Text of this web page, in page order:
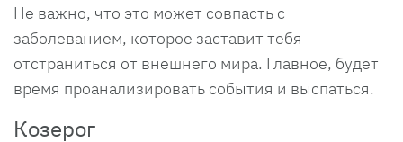
Не важно, что это может совпасть с
заболеванием, которое заставит тебя
отстраниться от внешнего мира. Главное, будет
время проанализировать события и выспаться.
Козерог